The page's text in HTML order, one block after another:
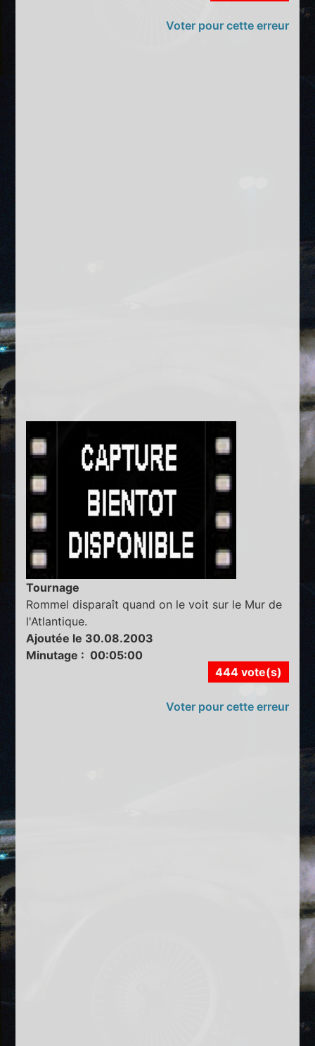
Voter pour cette erreur
Tournage
Rommel disparaît quand on le voit sur le Mur de
l'Atlantique.
Ajoutée le 30.08.2003
Minutage : 00:05:00
444 vote(s)
Voter pour cette erreur